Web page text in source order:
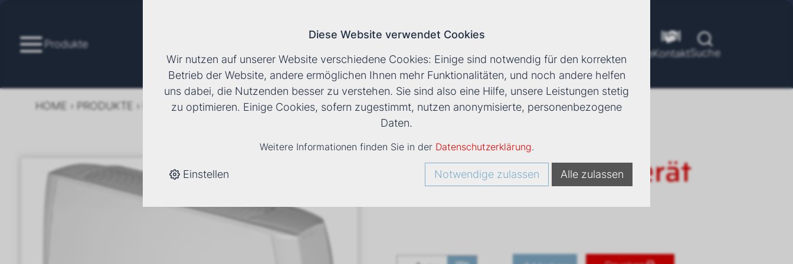
Produkte
ToolsUnternehmen KarriereKontaktSuche
HOME › PRODUKTE › KÄLTE/KLIMA › FANCOILS › DXC 94+1 TRUHENGERÄT
DXC 94+1 Truhengerät
Diese Website verwendet Cookies
Wir nutzen auf unserer Website verschiedene Cookies: Einige sind notwendig für den korrekten
Betrieb der Website, andere ermöglichen Ihnen mehr Funktionalitäten, und noch andere helfen
uns dabei, die Nutzenden besser zu verstehen. Sie sind also eine Hilfe, unsere Leistungen stetig
zu optimieren. Einige Cookies, sofern zugestimmt, nutzen anonymisierte, personenbezogene
Daten.
Weitere Informationen finden Sie in der Datenschutzerklärung.
Einstellen Notwendige zulassen Alle zulassen